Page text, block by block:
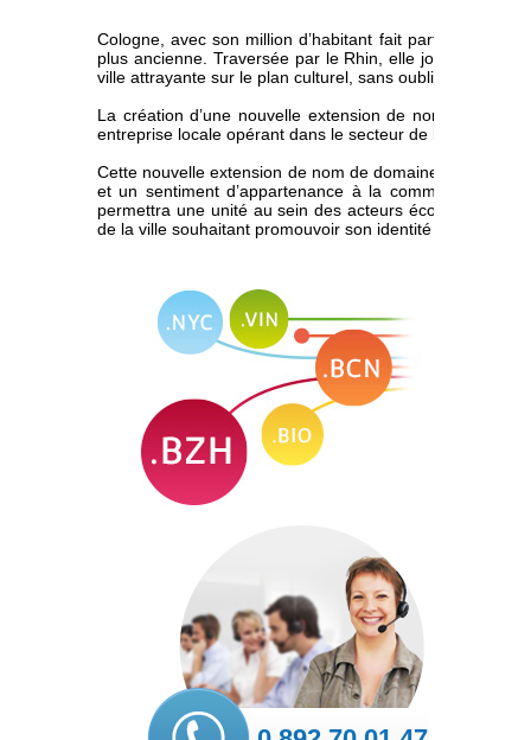
Cologne, avec son million d’habitant fait partie des 5
plus ancienne. Traversée par le Rhin, elle jouit d’un
ville attrayante sur le plan culturel, sans oublier le
La création d’une nouvelle extension de nom de
entreprise locale opérant dans le secteur de la téléphonie
Cette nouvelle extension de nom de domaine doit
et un sentiment d’appartenance à la communauté.
permettra une unité au sein des acteurs économiques
de la ville souhaitant promouvoir son identité culturelle.